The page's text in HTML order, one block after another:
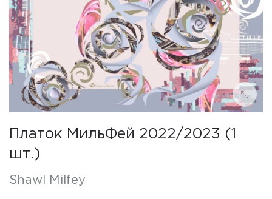
Платок МильФей 2022/2023 (1
шт.)
Shawl Milfey